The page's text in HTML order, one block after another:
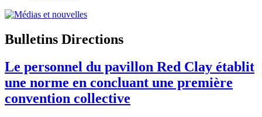
Bulletins Directions
Le personnel du pavillon Red Clay établit
une norme en concluant une première
convention collective